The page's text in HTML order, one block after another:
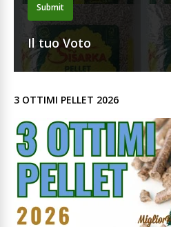
Submit
Il tuo Voto
3 OTTIMI PELLET 2026